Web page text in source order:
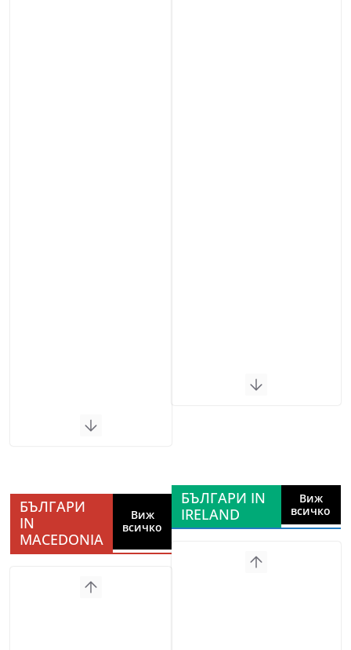
БЪЛГАРИ
IN
MACEDONIA
Виж
всичко
БЪЛГАРИ IN
IRELAND
Виж
всичко